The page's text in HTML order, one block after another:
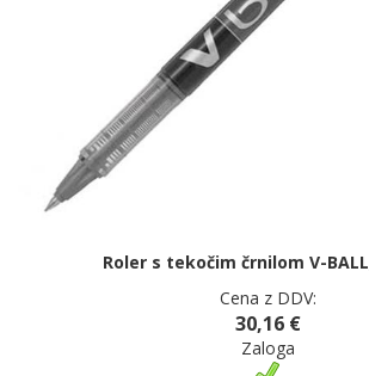
Roler s tekočim črnilom V-
Cena z DDV:
30,16 €
Zaloga